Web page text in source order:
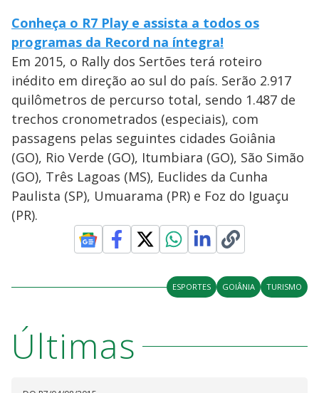
Conheça o R7 Play e assista a todos os
programas da Record na íntegra!
Em 2015, o Rally dos Sertões terá roteiro
inédito em direção ao sul do país. Serão 2.917
quilômetros de percurso total, sendo 1.487 de
trechos cronometrados (especiais), com
passagens pelas seguintes cidades Goiânia
(GO), Rio Verde (GO), Itumbiara (GO), São Simão
(GO), Três Lagoas (MS), Euclides da Cunha
Paulista (SP), Umuarama (PR) e Foz do Iguaçu
(PR).
ESPORTES GOIÂNIA TURISMO
Últimas